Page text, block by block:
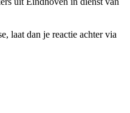
laat dan je reactie achter via